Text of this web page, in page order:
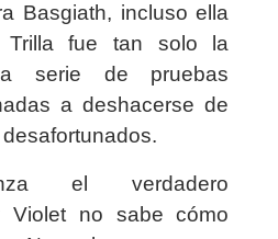
Basgiath, incluso ella
Trilla fue tan solo la
serie de pruebas
a deshacerse de
el verdadero
Violet no sabe cómo